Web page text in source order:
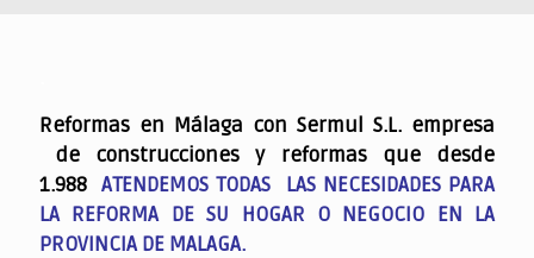
Reformas en Málaga con Sermul S.L. empresa
de construcciones y reformas que desde
1.988ATENDEMOS TODAS LAS NECESIDADES PARA
LA REFORMA DE SU HOGAR O NEGOCIO EN LA
PROVINCIA DE MALAGA.